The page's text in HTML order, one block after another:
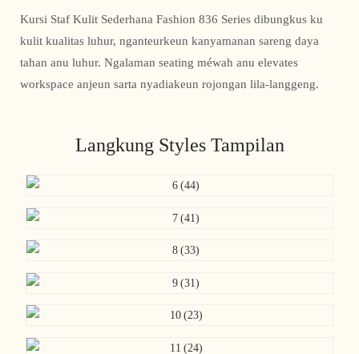
Kursi Staf Kulit Sederhana Fashion 836 Series dibungkus ku
kulit kualitas luhur, nganteurkeun kanyamanan sareng daya
tahan anu luhur. Ngalaman seating méwah anu elevates
workspace anjeun sarta nyadiakeun rojongan lila-langgeng.
Langkung Styles Tampilan